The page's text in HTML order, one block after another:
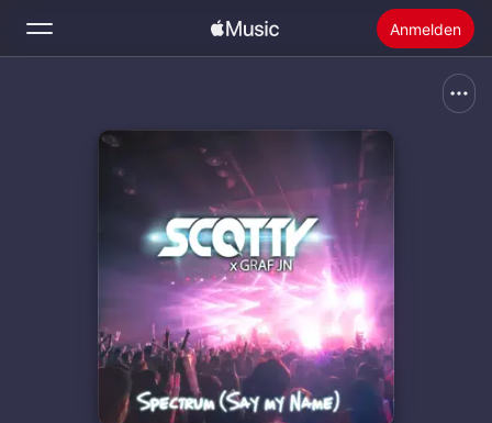
Anmelden
Startseite
Apple Music installieren